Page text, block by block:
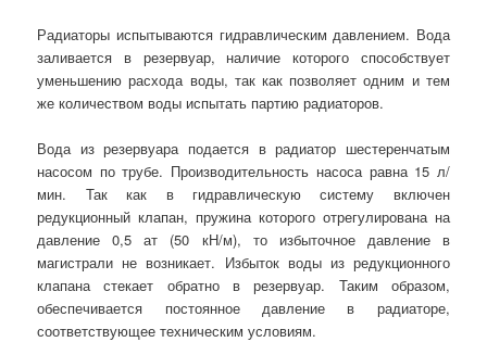
Радиаторы испытываются гидравлическим давлением. Вода
заливается в резервуар, наличие которого способствует
уменьшению расхода воды, так как позволяет одним и тем
же количеством воды испытать партию радиаторов.
Вода из резервуара подается в радиатор шестеренчатым
насосом по трубе. Производительность насоса равна 15 л/
мин. Так как в гидравлическую систему включен
редукционный клапан, пружина которого отрегулирована на
давление 0,5 ат (50 кН/м), то избыточное давление в
магистрали не возникает. Избыток воды из редукционного
клапана стекает обратно в резервуар. Таким образом,
обеспечивается постоянное давление в радиаторе,
соответствующее техническим условиям.